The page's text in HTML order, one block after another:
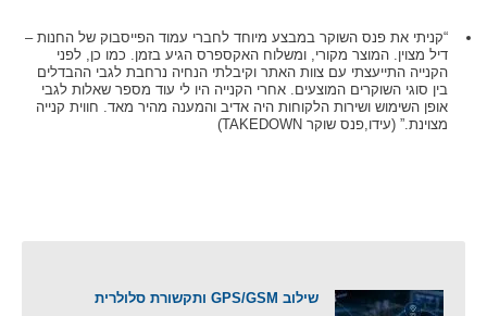
“קניתי את פנס השוקר במבצע מיוחד לחברי עמוד הפייסבוק של החנות –
דיל מצוין. המוצר מקורי, ומשלוח האקספרס הגיע בזמן. כמו כן, לפני
הקנייה התייעצתי עם צוות האתר וקיבלתי הנחיה נרחבת לגבי ההבדלים
בין סוגי השוקרים המוצעים. אחרי הקנייה היו לי עוד מספר שאלות לגבי
אופן השימוש ושירות הלקוחות היה אדיב והמענה מהיר מאד. חווית קנייה
מצוינת.” (עידו,פנס שוקר TAKEDOWN)
שילוב GPS/GSM ותקשורת סלולרית